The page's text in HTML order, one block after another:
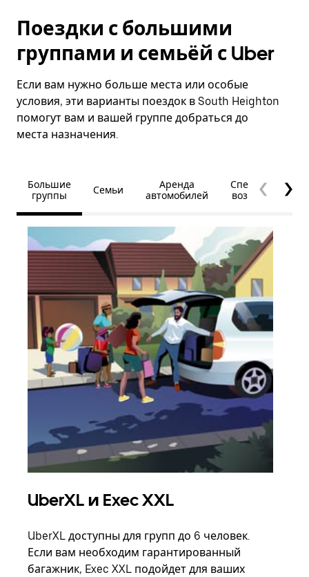
Поездки с большими
группами и семьёй с Uber
Если вам нужно больше места или особые
условия, эти варианты поездок в South Heighton
помогут вам и вашей группе добраться до
места назначения.
Большие
группы
Семьи
Аренда
автомобилей
Специальные
возможности
UberXL и Exec XXL
UberXL доступны для групп до 6 человек.
Если вам необходим гарантированный
багажник, Exec XXL подойдет для ваших